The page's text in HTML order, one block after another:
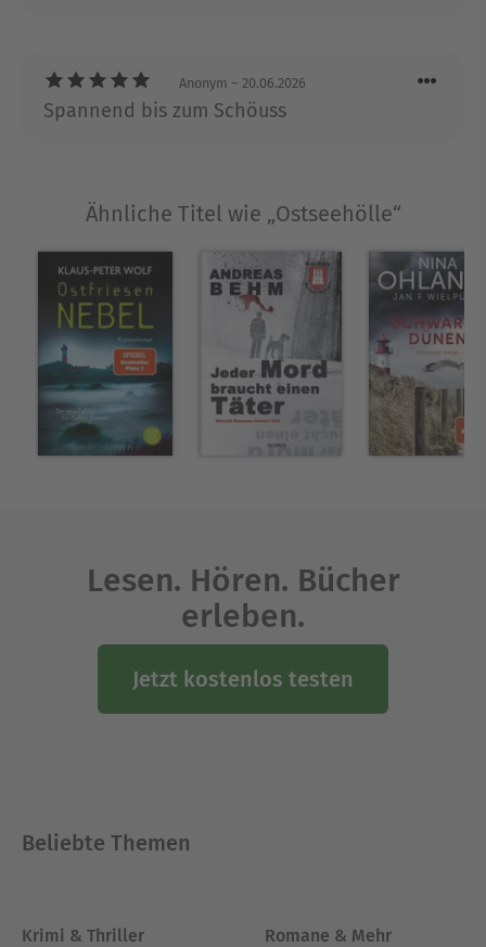
Anonym – 20.06.2026
Spannend bis zum Schöuss
Ähnliche Titel wie „Ostseehölle“
Lesen. Hören. Bücher
erleben.
Jetzt kostenlos testen
Beliebte Themen
Krimi & Thriller Romane & Mehr